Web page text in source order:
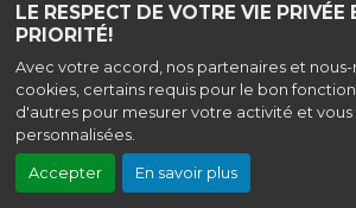
LE RESPECT DE VOTRE VIE PRIVÉE
PRIORITÉ!
Avec votre accord, nos partenaires et
cookies, certains requis pour le bon
d'autres pour mesurer votre activité et
personnalisées.
Accepter En savoir plus
Création site internet